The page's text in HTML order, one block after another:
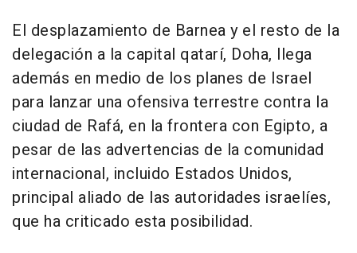
El desplazamiento de Barnea y el resto de la
delegación a la capital qatarí, Doha, llega
además en medio de los planes de Israel
para lanzar una ofensiva terrestre contra la
ciudad de Rafá, en la frontera con Egipto, a
pesar de las advertencias de la comunidad
internacional, incluido Estados Unidos,
principal aliado de las autoridades israelíes,
que ha criticado esta posibilidad.